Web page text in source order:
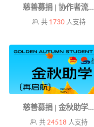
慈善募捐 | 协作者流...
共 1730 人支持
慈善募捐 | 金秋助学...
共 24518 人支持